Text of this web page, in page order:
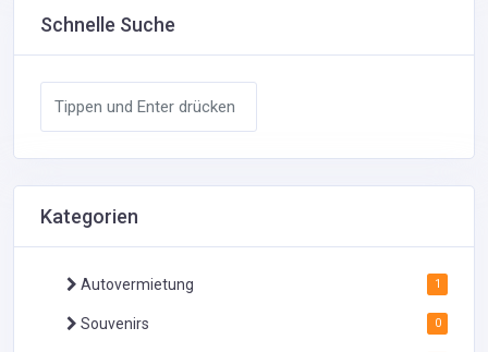
Schnelle Suche
Kategorien
Autovermietung 1
Souvenirs 0